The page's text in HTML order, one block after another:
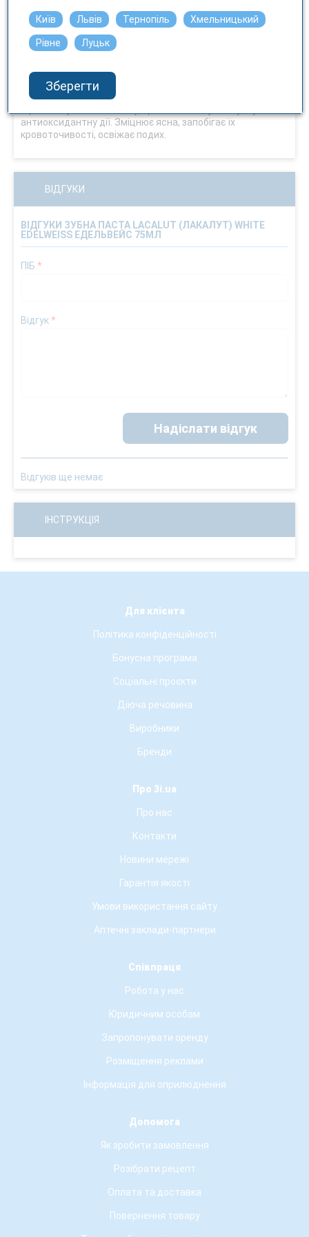
Ні
Зубна паста Lacalut White Едельвейс відновлює
нальоту, зубного каменю і карієсу.
Завдяки рослинному екстракту едельвейса проявляє
антиоксидантну дії. Зміцнює ясна, запобігає їх
кровоточивості, освіжає подих.
ВІДГУКИ
ВІДГУКИ ЗУБНА ПАСТА LACALUT (ЛАКАЛУТ) WHITE
EDELWEISS ЕДЕЛЬВЕЙС 75МЛ
ПІБ *
Відгук*
Надіслати відгук
Відгуків ще немає
ІНСТРУКЦІЯ
Для клієнта
Політика конфіденційності
Бонусна програма
Соціальні проєкти
Діюча речовина
Виробники
Бренди
Про 3i.ua
Про нас
Контакти
Новини мережі
Гарантія якості
Умови використання сайту
Аптечні заклади-партнери
Співпраця
Робота у нас
Юридичним особам
Запропонувати оренду
Розміщення реклами
Інформація для оприлюднення
Допомога
Як зробити замовлення
Розібрати рецепт
Оплата та доставка
Повернення товару
Київ Львів Тернопіль Хмельницький
Рівне Луцьк
Зберегти